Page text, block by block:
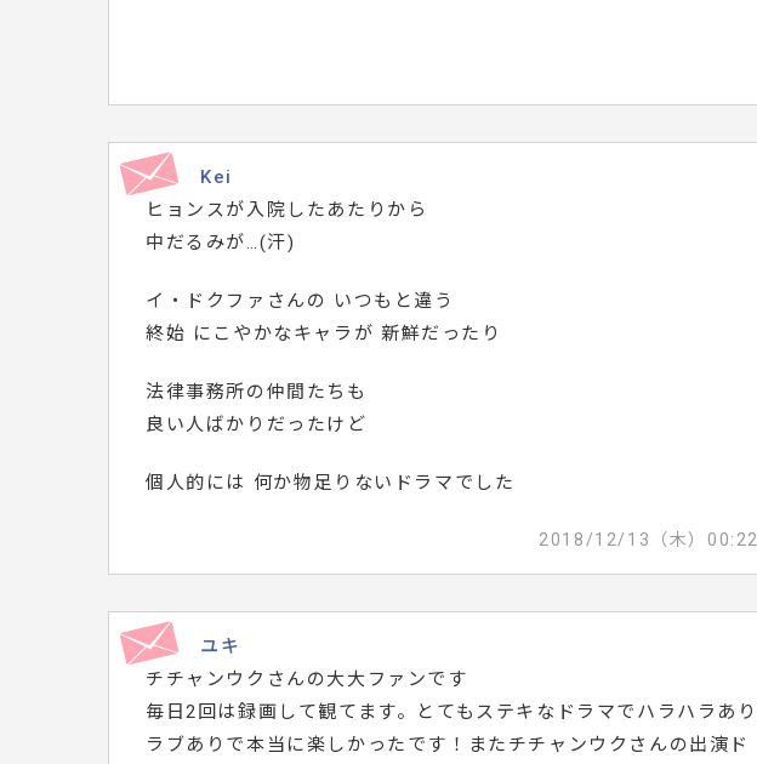
す。
Kei
ヒョンスが入院したあたりから
中だるみが…(汗)
イ・ドクファさんの いつもと違う
終始 にこやかなキャラが 新鮮だったり
法律事務所の仲間たちも
良い人ばかりだったけど
個人的には 何か物足りないドラマでした
2018/12/13（木）00:22
ユキ
チチャンウクさんの大大ファンです
毎日2回は録画して観てます。とてもステキなドラマでハラハラあり
ラブありで本当に楽しかったです！またチチャンウクさんの出演ド